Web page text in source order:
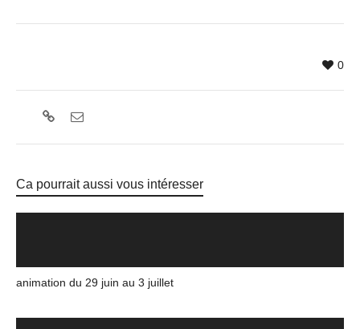
0
Ca pourrait aussi vous intéresser
animation du 29 juin au 3 juillet